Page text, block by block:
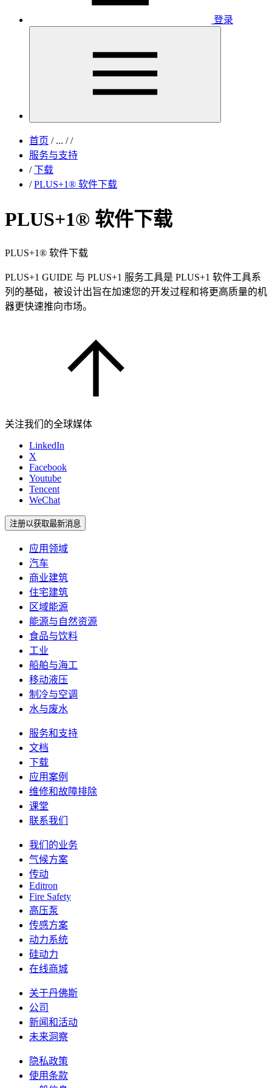
登录
首页 /... / /
服务与支持
/ 下载
/ PLUS+1® 软件下载
PLUS+1® 软件下载
PLUS+1® 软件下载
PLUS+1 GUIDE 与 PLUS+1 服务工具是 PLUS+1 软件工具系
列的基础，被设计出旨在加速您的开发过程和将更高质量的机
器更快速推向市场。
关注我们的全球媒体
LinkedIn
X
Facebook
Youtube
Tencent
WeChat
注册以获取最新消息
应用领域
汽车
商业建筑
住宅建筑
区域能源
能源与自然资源
食品与饮料
工业
船舶与海工
移动液压
制冷与空调
水与废水
服务和支持
文档
下载
应用案例
维修和故障排除
课堂
联系我们
我们的业务
气候方案
传动
Editron
Fire Safety
高压泵
传感方案
动力系统
硅动力
在线商城
关于丹佛斯
公司
新闻和活动
未来洞察
隐私政策
使用条款